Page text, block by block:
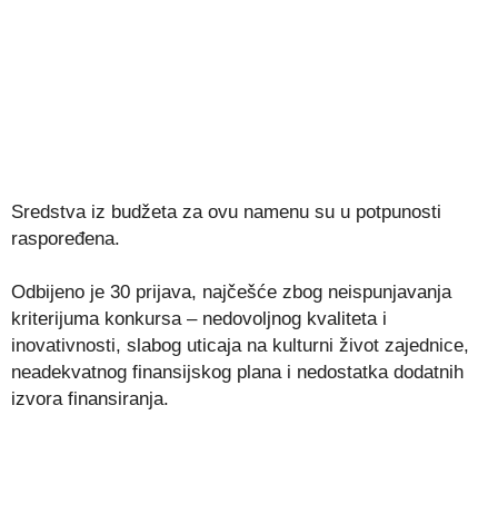
Sredstva iz budžeta za ovu namenu su u potpunosti
raspoređena.
Odbijeno je 30 prijava, najčešće zbog neispunjavanja
kriterijuma konkursa – nedovoljnog kvaliteta i
inovativnosti, slabog uticaja na kulturni život zajednice,
neadekvatnog finansijskog plana i nedostatka dodatnih
izvora finansiranja.